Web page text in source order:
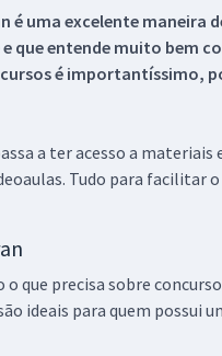
é uma excelente
que entende muito bem
é importantíssimo,
a ter acesso a
Tudo para facilitar
o que precisa sobre
ideais para quem possui